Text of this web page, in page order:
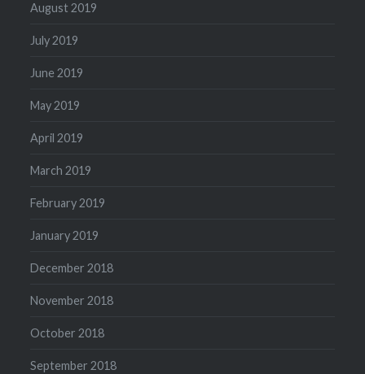
August 2019
July 2019
June 2019
May 2019
April 2019
March 2019
February 2019
January 2019
December 2018
November 2018
October 2018
September 2018